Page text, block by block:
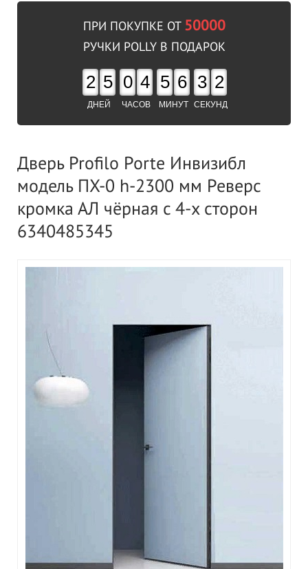
ПРИ ПОКУПКЕ ОТ 50000
РУЧКИ POLLY В ПОДАРОК
2 5
ДНЕЙ
0 4
ЧАСОВ
5 6
МИНУТ
3 2
СЕКУНД
Дверь Profilo Porte Инвизибл
модель ПХ-0 h-2300 мм Реверс
кромка АЛ чёрная c 4-x сторон
6340485345